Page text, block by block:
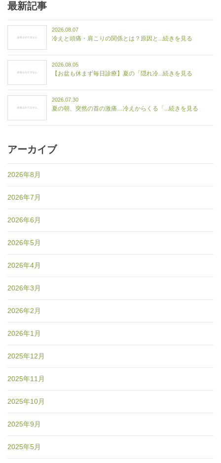
最新記事
2026.08.07
冷えと頭痛・肩こりの関係とは？原因と...続きを見る
2026.08.05
【お盆も休まず毎日診療】夏の「隠れ冷...続きを見る
2026.07.30
夏の朝、突然の首の激痛…冷えからくる「...続きを見る
アーカイブ
2026年8月
2026年7月
2026年6月
2026年5月
2026年4月
2026年3月
2026年2月
2026年1月
2025年12月
2025年11月
2025年10月
2025年9月
2025年5月